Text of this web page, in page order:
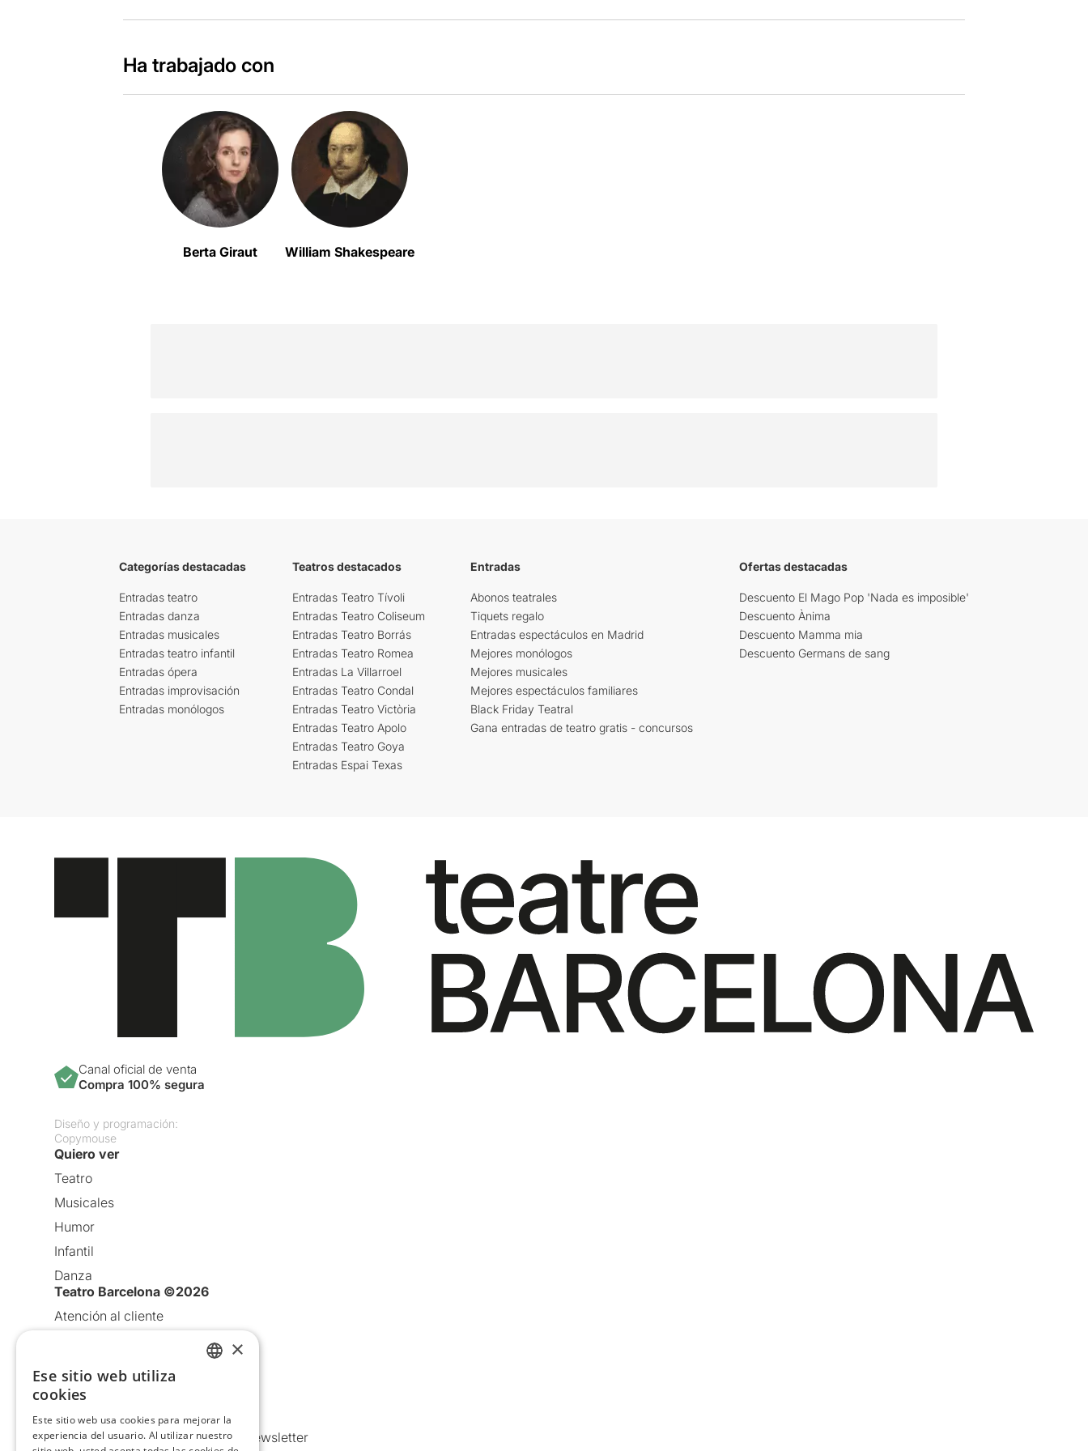
Ha trabajado con
Berta Giraut William Shakespeare
Categorías destacadas
Entradas teatro
Entradas danza
Entradas musicales
Entradas teatro infantil
Entradas ópera
Entradas improvisación
Entradas monólogos
Teatros destacados
Entradas Teatro Tívoli
Entradas Teatro Coliseum
Entradas Teatro Borrás
Entradas Teatro Romea
Entradas La Villarroel
Entradas Teatro Condal
Entradas Teatro Victòria
Entradas Teatro Apolo
Entradas Teatro Goya
Entradas Espai Texas
Entradas
Abonos teatrales
Tiquets regalo
Entradas espectáculos en Madrid
Mejores monólogos
Mejores musicales
Mejores espectáculos familiares
Black Friday Teatral
Gana entradas de teatro gratis - concursos
Ofertas destacadas
Descuento El Mago Pop 'Nada es imposible'
Descuento Ànima
Descuento Mamma mia
Descuento Germans de sang
Canal oficial de venta
Compra 100% segura
Diseño y programación:
Copymouse
Quiero ver
Teatro
Musicales
Humor
Infantil
Danza
Teatro Barcelona ©2026
Atención al cliente
Política de Cookies
Condiciones de uso
Comunicaciones comerciales y Newsletter
×
Ese sitio web utiliza
cookies
Este sitio web usa cookies para mejorar la
experiencia del usuario. Al utilizar nuestro